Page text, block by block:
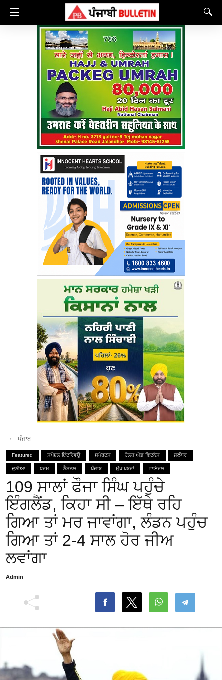
ਪੰਜਾਬ
Featured ਸਪੈਸ਼ਲ ਇੰਟਰਿਵਊ ਸਪੋਰਟਸ ਹੈਲਥ ਐਂਡ ਫਿਟਨੈਸ ਜਲੰਧਰ
ਦੁਨੀਆ ਧਰਮ ਨੈਸ਼ਨਲ ਪੰਜਾਬ ਮੁੱਖ ਖਬਰਾਂ ਵਾਇਰਲ
109 ਸਾਲਾਂ ਫੌਜਾ ਸਿੰਘ ਪਹੁੰਚੇ
ਇੰਗਲੈਂਡ, ਕਿਹਾ ਸੀ – ਇੱਥੇ ਰਹਿ
ਗਿਆ ਤਾਂ ਮਰ ਜਾਵਾਂਗਾ, ਲੰਡਨ ਪਹੁੰਚ
ਗਿਆ ਤਾਂ 2-4 ਸਾਲ ਹੋਰ ਜੀਅ
ਲਵਾਂਗਾ
Admin